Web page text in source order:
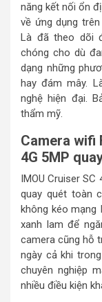
năng kết nối ổn
về ứng dụng
Là đã theo dõi
chóng cho dù
dạng những
hay đám mây.
nghệ hiện đại.
thẩm mỹ.
Camera wifi
4G 5MP
IMOU Cruiser SC
quay quét toàn
không kéo
xanh lam để
camera cũng hỗ
ngày cả khi
chuyên nghiệp
nhiều điều kiện